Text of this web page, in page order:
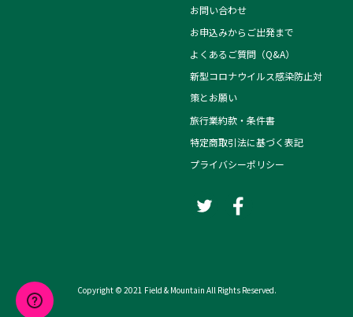
お問い合わせ
お申込みからご出発まで
よくあるご質問（Q&A）
新型コロナウイルス感染防止対
策とお願い
旅行業約款・条件書
特定商取引法に基づく表記
プライバシーポリシー
Copyright © 2021 Field & Mountain All Rights Reserved.